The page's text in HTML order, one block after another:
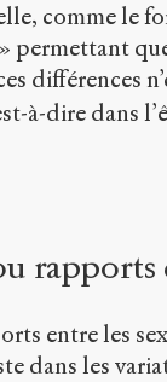
comme le
permettant
différences
à-dire dans
entre les
dans les